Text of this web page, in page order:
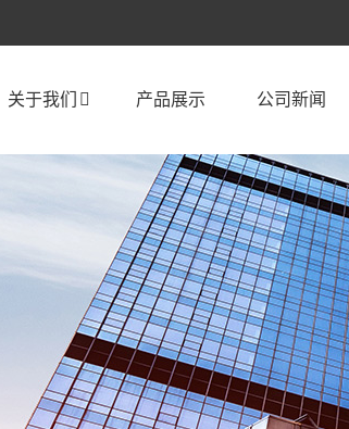
关于我们 产品展示 公司新闻